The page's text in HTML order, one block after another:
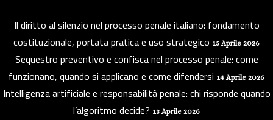
Il diritto al silenzio nel processo penale italiano: fondamento
costituzionale, portata pratica e uso strategico 15 Aprile 2026
Sequestro preventivo e confisca nel processo penale: come
funzionano, quando si applicano e come difendersi 14 Aprile 2026
Intelligenza artificiale e responsabilità penale: chi risponde quando
l’algoritmo decide? 13 Aprile 2026